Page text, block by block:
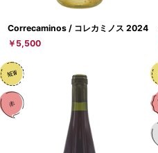
Correcaminos / コレカミノス 2024
￥5,500